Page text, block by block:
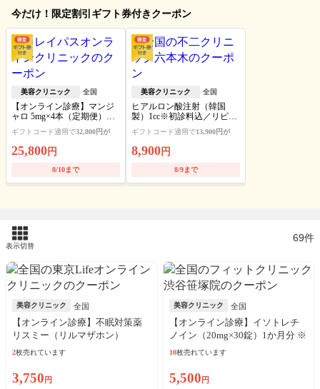
今だけ！限定割引ギフト券付きクーポン
美容クリニック 全国
【オンライン診療】マンジ
ャロ 5mg×4本（定期便）※
送料・アルコール綿・診察
料込
ギフトコード適用で32,800円が
25,800 円
8/10まで
美容クリニック 全国
ヒアルロン酸注射（韓国
製）1cc※初診料込／リピー
ギフトコード適用で13,900円が
8,900 円
8/9まで
表示切替
69件
美容クリニック 全国
【オンライン診療】不眠対策薬
リスミー（リルマザホン）
1mg（30日分）※初診料・送料込
2枚売れています
3,750 円
美容クリニック 全国
【オンライン診療】イソトレチ
ノイン（20mg×30錠）1か月分 ※
診察料、送料込込
10枚売れています
5,500 円